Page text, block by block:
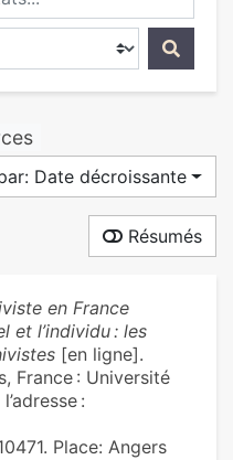
Date décroissante
Résumés
en France
et l’individu : les
[en ligne].
France : Université
:
Place: Angers